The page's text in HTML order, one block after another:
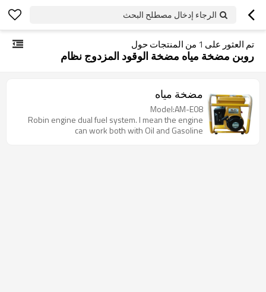
الرجاء إدخال مصطلح البحث
تم العثور على 1 من المنتجات حول
روبن مضخة مياه مضخة الوقود المزدوج نظام
مضخة مياه
Model:AM-E08
Robin engine dual fuel system. I mean the engine
can work both with Oil and Gasoline